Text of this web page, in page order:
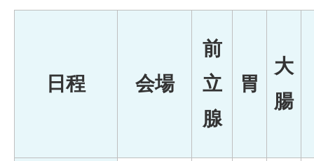
日程 会場
前
立
腺
胃
大
腸